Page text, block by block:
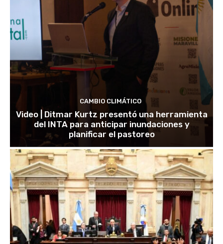
CAMBIO CLIMÁTICO
Video | Ditmar Kurtz presentó una herramienta
del INTA para anticipar inundaciones y
planificar el pastoreo